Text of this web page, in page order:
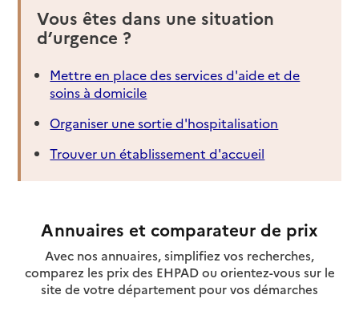
Vous êtes dans une situation
d’urgence ?
Mettre en place des services d'aide et de
soins à domicile
Organiser une sortie d'hospitalisation
Trouver un établissement d'accueil
Annuaires et comparateur de prix
Avec nos annuaires, simplifiez vos recherches,
comparez les prix des EHPAD ou orientez-vous sur le
site de votre département pour vos démarches